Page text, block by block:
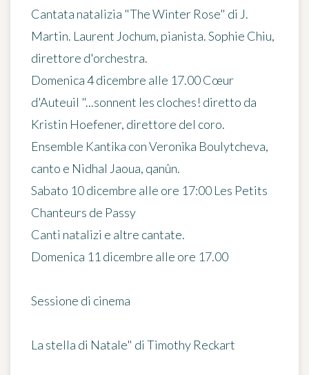
Cantata natalizia "The Winter Rose" di J.
Martin. Laurent Jochum, pianista. Sophie Chiu,
direttore d'orchestra.
Domenica 4 dicembre alle 17.00 Cœur
d'Auteuil "...sonnent les cloches! diretto da
Kristin Hoefener, direttore del coro.
Ensemble Kantika con Veronika Boulytcheva,
canto e Nidhal Jaoua, qanûn.
Sabato 10 dicembre alle ore 17:00 Les Petits
Chanteurs de Passy
Canti natalizi e altre cantate.
Domenica 11 dicembre alle ore 17.00
Sessione di cinema
La stella di Natale" di Timothy Reckart